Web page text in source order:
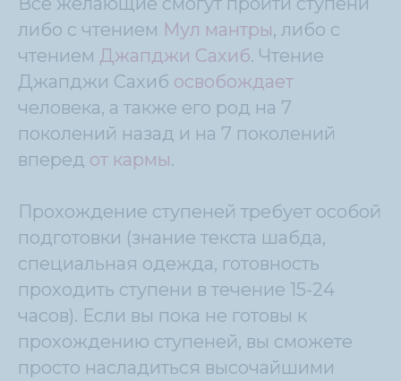
либо с чтением Мул мантры, либо с
чтением Джапджи Сахиб. Чтение
Джапджи Сахиб освобождает
человека, а также его род на 7
поколений назад и на 7 поколений
вперед от кармы.
Прохождение ступеней требует особой
подготовки (знание текста шабда,
специальная одежда, готовность
проходить ступени в течение 15-24
часов). Если вы пока не готовы к
прохождению ступеней, вы сможете
просто насладиться высочайшими